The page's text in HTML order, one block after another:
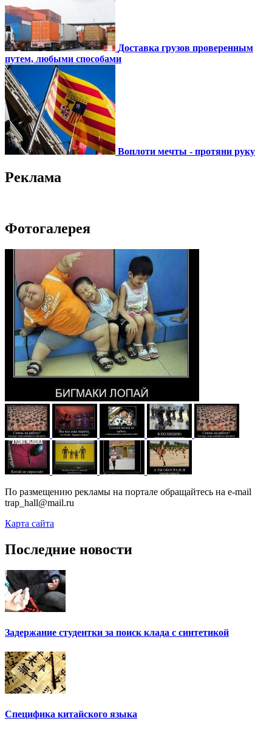
Доставка грузов проверенным
путем, любыми способами
Воплоти мечты - протяни руку
Реклама
Фотогалерея
По размещению рекламы на портале обращайтесь на e-mail
trap_hall@mail.ru
Карта сайта
Последние новости
Задержание студентки за поиск клада с синтетикой
Специфика китайского языка